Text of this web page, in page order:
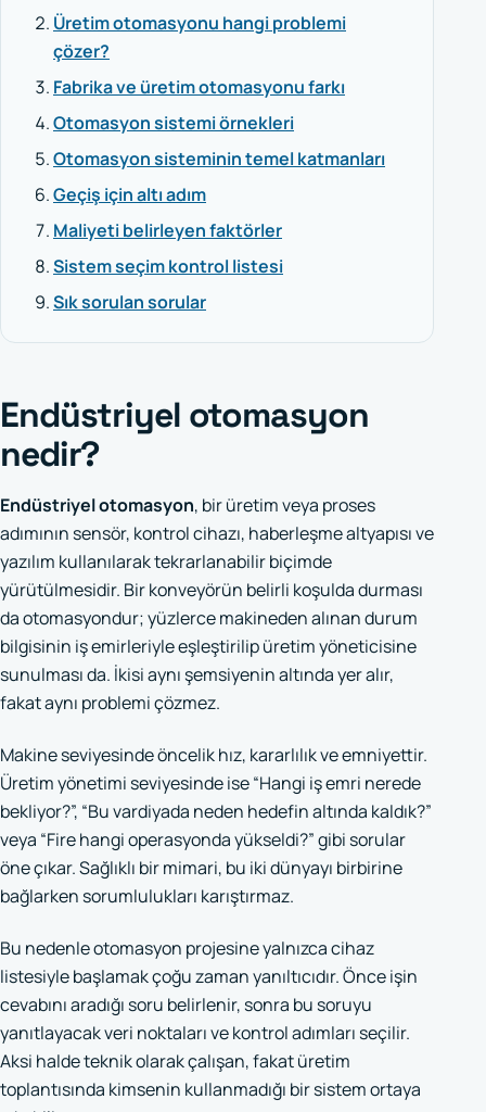
Üretim otomasyonu hangi problemi
çözer?
Fabrika ve üretim otomasyonu farkı
Otomasyon sistemi örnekleri
Otomasyon sisteminin temel katmanları
Geçiş için altı adım
Maliyeti belirleyen faktörler
Sistem seçim kontrol listesi
Sık sorulan sorular
Endüstriyel otomasyon
nedir?
Endüstriyel otomasyon, bir üretim veya proses
adımının sensör, kontrol cihazı, haberleşme altyapısı ve
yazılım kullanılarak tekrarlanabilir biçimde
yürütülmesidir. Bir konveyörün belirli koşulda durması
da otomasyondur; yüzlerce makineden alınan durum
bilgisinin iş emirleriyle eşleştirilip üretim yöneticisine
sunulması da. İkisi aynı şemsiyenin altında yer alır,
fakat aynı problemi çözmez.
Makine seviyesinde öncelik hız, kararlılık ve emniyettir.
Üretim yönetimi seviyesinde ise “Hangi iş emri nerede
bekliyor?”, “Bu vardiyada neden hedefin altında kaldık?”
veya “Fire hangi operasyonda yükseldi?” gibi sorular
öne çıkar. Sağlıklı bir mimari, bu iki dünyayı birbirine
bağlarken sorumlulukları karıştırmaz.
Bu nedenle otomasyon projesine yalnızca cihaz
listesiyle başlamak çoğu zaman yanıltıcıdır. Önce işin
cevabını aradığı soru belirlenir, sonra bu soruyu
yanıtlayacak veri noktaları ve kontrol adımları seçilir.
Aksi halde teknik olarak çalışan, fakat üretim
toplantısında kimsenin kullanmadığı bir sistem ortaya